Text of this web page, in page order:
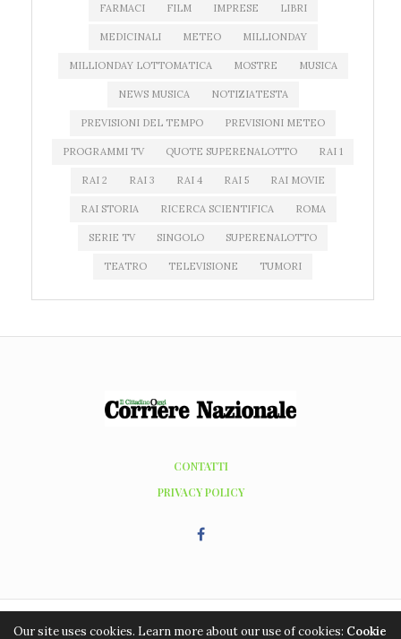
FARMACI FILM IMPRESE LIBRI
MEDICINALI METEO MILLIONDAY
MILLIONDAY LOTTOMATICA MOSTRE MUSICA
NEWS MUSICA NOTIZIATESTA
PREVISIONI DEL TEMPO PREVISIONI METEO
PROGRAMMI TV QUOTE SUPERENALOTTO RAI 1
RAI 2 RAI 3 RAI 4 RAI 5 RAI MOVIE
RAI STORIA RICERCA SCIENTIFICA ROMA
SERIE TV SINGOLO SUPERENALOTTO
TEATRO TELEVISIONE TUMORI
CONTATTI
PRIVACY POLICY
Copyright ©2016 - 2026, Editrice Grafic Coop. Tutti i diritti riservati. Hosting
Our site uses cookies. Learn more about our use of cookies: Cookie